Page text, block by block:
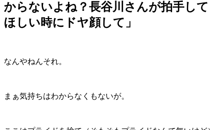
からないよね？長谷川さんが拍手して
ほしい時にドヤ顔して」
なんやねんそれ。
まぁ気持ちはわからなくもないが。